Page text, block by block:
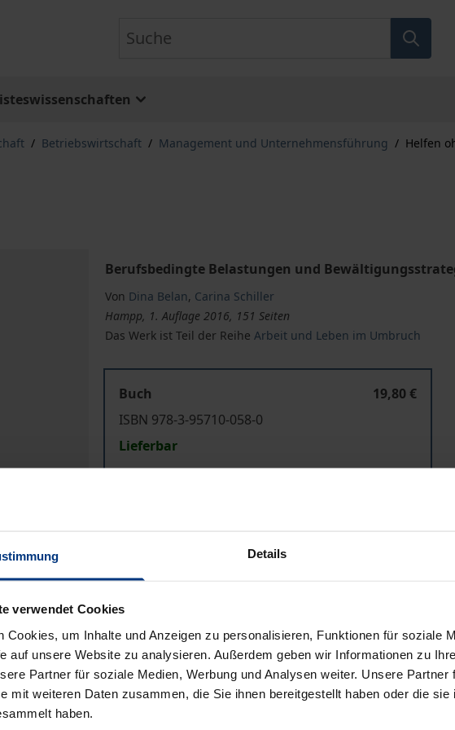
Details
verwendet Cookies
Cookies, um Inhalte und Anzeigen zu personalisieren, Funktionen für soziale
auf unsere Website zu analysieren. Außerdem geben wir Informationen zu
Partner für soziale Medien, Werbung und Analysen weiter. Unsere Partner
mit weiteren Daten zusammen, die Sie ihnen bereitgestellt haben oder die
haben.
/ Betriebswirtschaft / Management und Unternehmensführung / Helfen
Berufsbedingte Belastungen und
Von Dina Belan, Carina Schiller
Hampp, 1. Auflage 2016, 151 Seiten
Das Werk ist Teil der ReiheArbeit und Leben im Umbruch
Buch
19,80 €
ISBN 978-3-95710-058-0
Lieferbar
Preisangaben inkl. MwSt. Abhängig von der Lieferadresse
In den Warenkorb Zur Wunschliste
Hinweise zu Versandkosten
Bibliografische Angaben